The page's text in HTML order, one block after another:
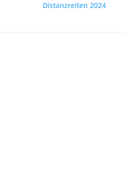
Distanzreiten 2024